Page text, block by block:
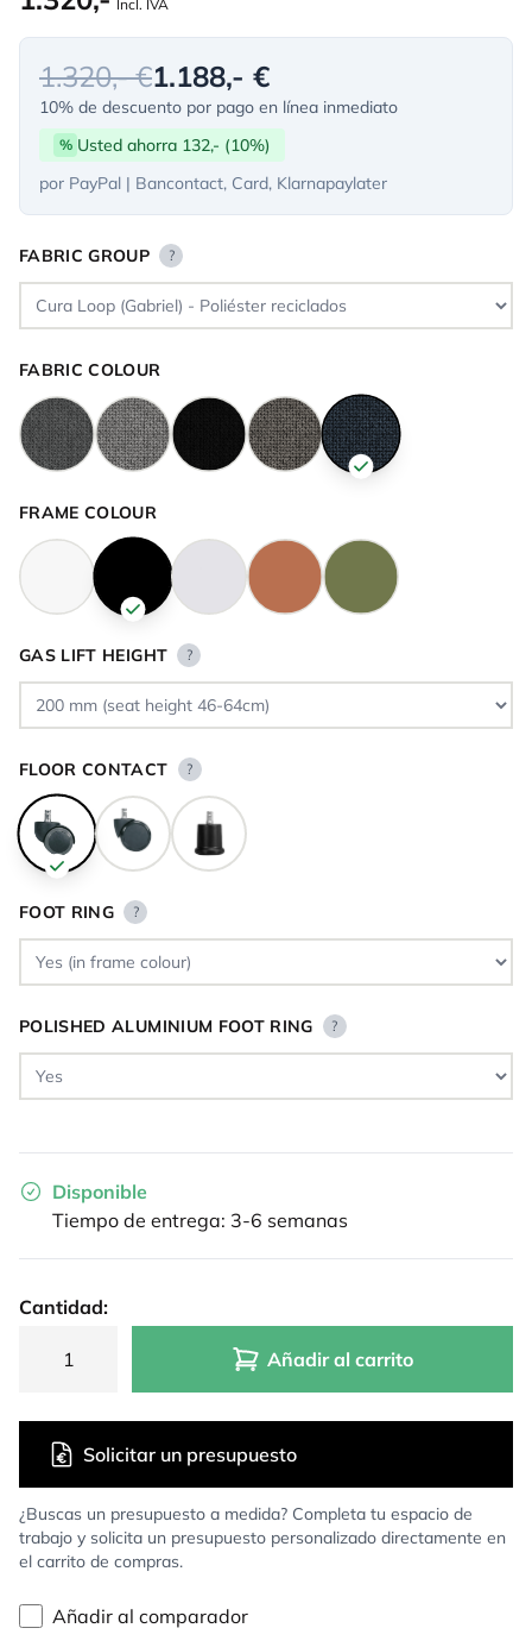
Incl. IVA
1.320,- €1.188,- €
10% de descuento por pago en línea inmediato
% Usted ahorra 132,- (10%)
por PayPal | Bancontact, Card, Klarnapaylater
FABRIC GROUP ?
FABRIC COLOUR
FRAME COLOUR
GAS LIFT HEIGHT ?
FLOOR CONTACT ?
FOOT RING ?
POLISHED ALUMINIUM FOOT RING ?
Disponible
Tiempo de entrega: 3-6 semanas
Cantidad:
Añadir al carrito
¿Buscas un presupuesto a medida? Completa tu espacio de
trabajo y solicita un presupuesto personalizado directamente en
el carrito de compras.
Solicitar un presupuesto
Añadir al comparador